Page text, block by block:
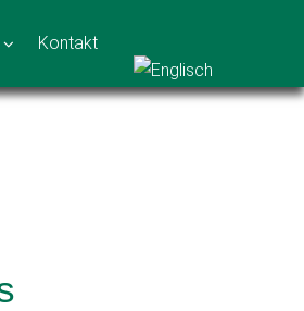
Kontakt